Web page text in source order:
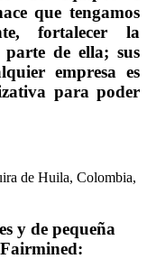
que tengamos
fortalecer la
de ella; sus
empresa es
para poder
de Huila, Colombia,
y de pequeña